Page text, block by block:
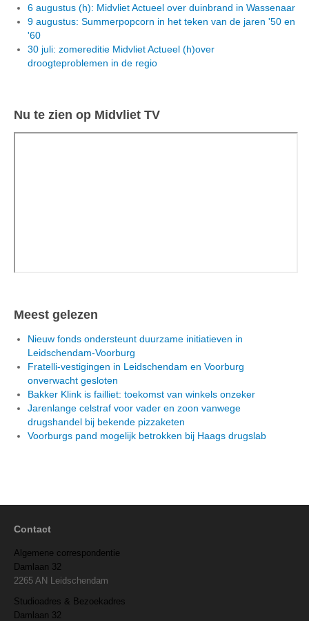
6 augustus (h): Midvliet Actueel over duinbrand in Wassenaar
9 augustus: Summerpopcorn in het teken van de jaren '50 en
'60
30 juli: zomereditie Midvliet Actueel (h)over
droogteproblemen in de regio
Nu te zien op Midvliet TV
Meest gelezen
Nieuw fonds ondersteunt duurzame initiatieven in
Leidschendam-Voorburg
Fratelli-vestigingen in Leidschendam en Voorburg
onverwacht gesloten
Bakker Klink is failliet: toekomst van winkels onzeker
Jarenlange celstraf voor vader en zoon vanwege
drugshandel bij bekende pizzaketen
Voorburgs pand mogelijk betrokken bij Haags drugslab
Contact
Algemene correspondentie
Damlaan 32
2265 AN Leidschendam
Studioadres & Bezoekadres
Damlaan 32